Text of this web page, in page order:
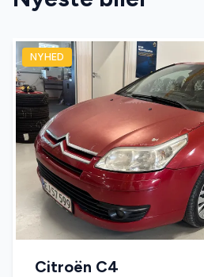
Glastag
Højdejusterbart førersæde
Isofix
Læderrat
Servostyring
Splitbagsæder
NYHED
Citroën C4